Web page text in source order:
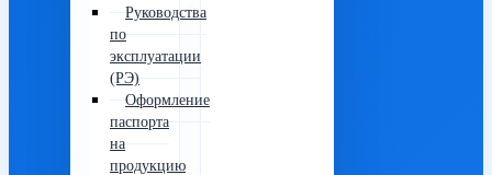
Руководства
по
эксплуатации
(РЭ)
Оформление
паспорта
на
продукцию